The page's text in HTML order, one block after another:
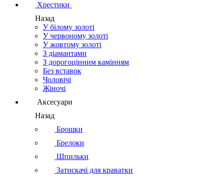
Хрестики
Назад
У білому золоті
У червоному золоті
У жовтому золоті
З діамантами
З дорогоцінним камінням
Без вставок
Чоловічі
Жіночі
Аксесуари
Назад
Брошки
Брелоки
Шпильки
Затискачі для краватки